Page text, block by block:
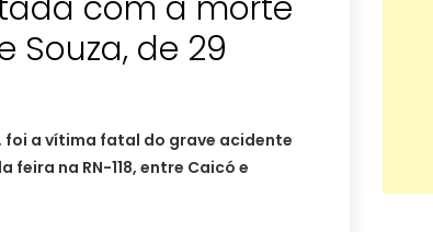
Souza, de 29
foi a vítima fatal do grave acidente
na RN-118, entre Caicó e